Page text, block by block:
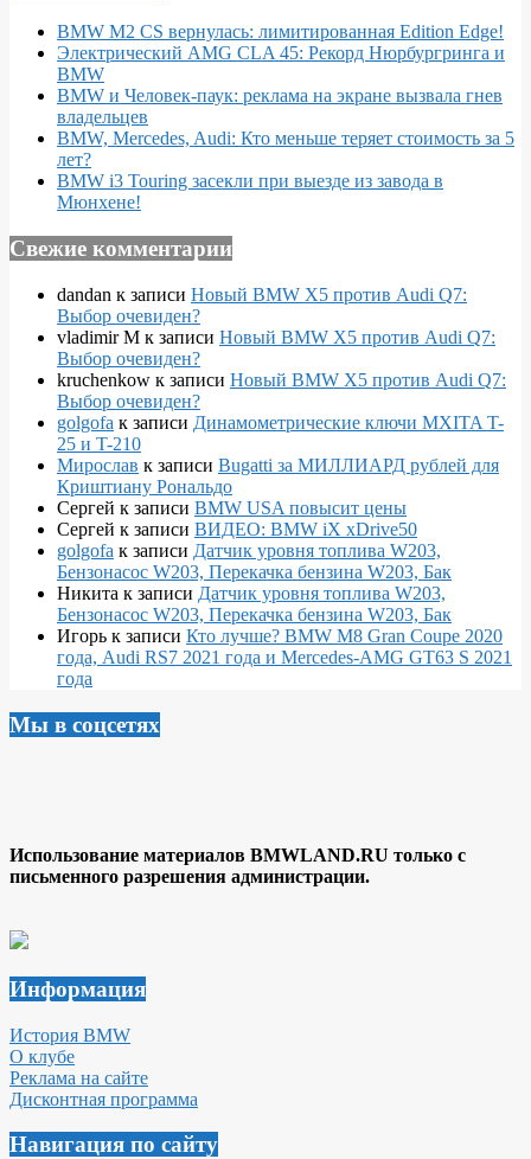
BMW M2 CS вернулась: лимитированная Edition Edge!
Электрический AMG CLA 45: Рекорд Нюрбургринга и
BMW
BMW и Человек-паук: реклама на экране вызвала гнев
владельцев
BMW, Mercedes, Audi: Кто меньше теряет стоимость за 5
лет?
BMW i3 Touring засекли при выезде из завода в
Мюнхене!
Свежие комментарии
dandan к записи Новый BMW X5 против Audi Q7:
Выбор очевиден?
vladimir M к записи Новый BMW X5 против Audi Q7:
Выбор очевиден?
kruchenkow к записи Новый BMW X5 против Audi Q7:
Выбор очевиден?
golgofa к записи Динамометрические ключи MXITA T-
25 и T-210
Мирослав к записи Bugatti за МИЛЛИАРД рублей для
Криштиану Рональдо
Сергей к записи BMW USA повысит цены
Сергей к записи ВИДЕО: BMW iX xDrive50
golgofa к записи Датчик уровня топлива W203,
Бензонасос W203, Перекачка бензина W203, Бак
Никита к записи Датчик уровня топлива W203,
Бензонасос W203, Перекачка бензина W203, Бак
Игорь к записи Кто лучше? BMW M8 Gran Coupe 2020
года, Audi RS7 2021 года и Mercedes-AMG GT63 S 2021
года
Мы в соцсетях
Использование материалов BMWLAND.RU только с
письменного разрешения администрации.
Информация
История BMW
О клубе
Реклама на сайте
Дисконтная программа
Навигация по сайту